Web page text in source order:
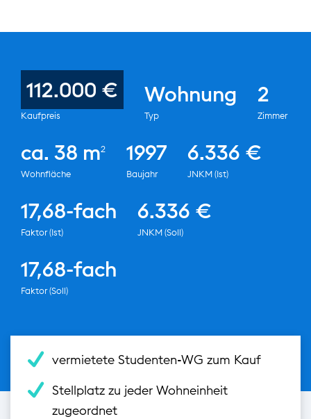
112.000 €
Kaufpreis
Wohnung
Typ
2
Zimmer
ca. 38 m2
Wohnfläche
1997
Baujahr
6.336 €
JNKM (Ist)
17,68-fach
Faktor (Ist)
6.336 €
JNKM (Soll)
17,68-fach
Faktor (Soll)
vermietete Studenten-WG zum Kauf
Stellplatz zu jeder Wohneinheit
zugeordnet